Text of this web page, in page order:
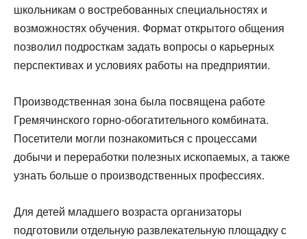
школьникам о востребованных специальностях и
возможностях обучения. Формат открытого общения
позволил подросткам задать вопросы о карьерных
перспективах и условиях работы на предприятии.
Производственная зона была посвящена работе
Гремячинского горно-обогатительного комбината.
Посетители могли познакомиться с процессами
добычи и переработки полезных ископаемых, а также
узнать больше о производственных профессиях.
Для детей младшего возраста организаторы
подготовили отдельную развлекательную площадку с